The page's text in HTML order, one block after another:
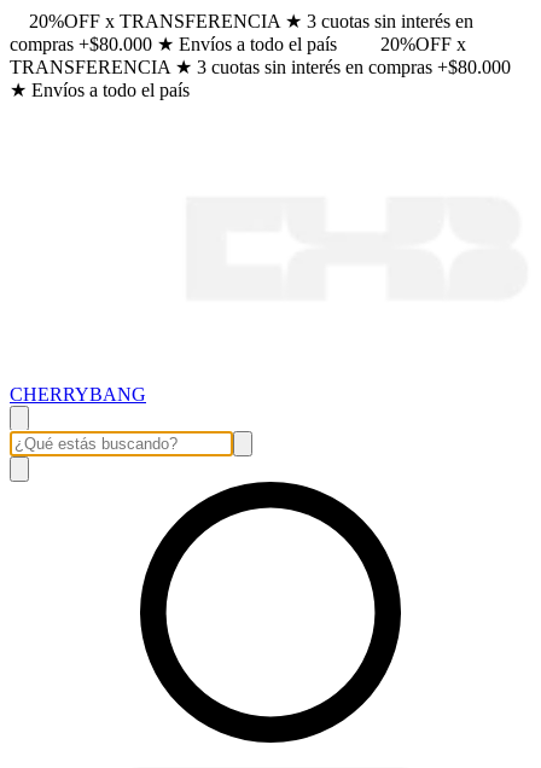
20%OFF x TRANSFERENCIA ★ 3 cuotas sin interés en
compras +$80.000 ★ Envíos a todo el país
20%OFF x
TRANSFERENCIA ★ 3 cuotas sin interés en compras +$80.000
★ Envíos a todo el país
CHERRYBANG